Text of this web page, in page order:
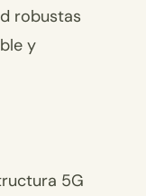
robustas
y
5G